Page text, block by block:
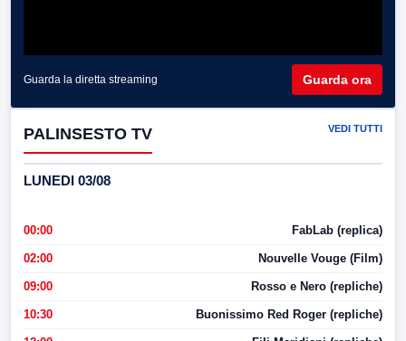
Guarda la diretta streaming Guarda ora
PALINSESTO TV VEDI TUTTI
LUNEDI 03/08
00:00 FabLab (replica)
02:00 Nouvelle Vouge (Film)
09:00 Rosso e Nero (repliche)
10:30 Buonissimo Red Roger (repliche)